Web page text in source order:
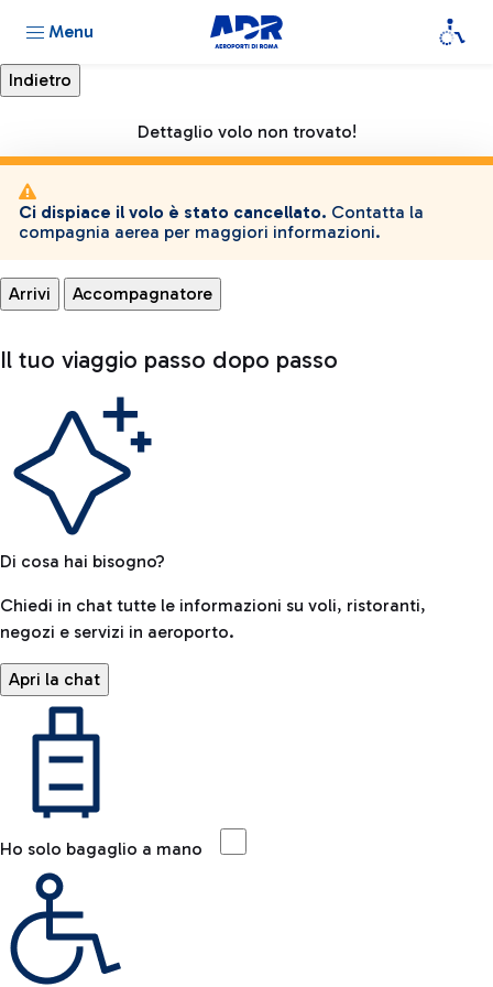
Menu
Dettaglio volo non trovato!
Ci dispiace il volo è stato cancellato. Contatta la
compagnia aerea per maggiori informazioni.
Arrivi Accompagnatore
Il tuo viaggio passo dopo passo
Di cosa hai bisogno?
Chiedi in chat tutte le informazioni su voli, ristoranti,
negozi e servizi in aeroporto.
Apri la chat
Ho solo bagaglio a mano